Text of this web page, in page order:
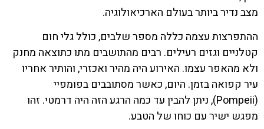
מצב נדיר ביותר בעולם הארכיאולוגיה.
ההתפרצות עצמה כללה מספר שלבים, כולל גלי חום
קטלניים וגזים רעילים. רבים מהתושבים מתו כתוצאה מחנק
ולא מהאפר עצמו. האירוע היה מהיר ואכזרי, והותיר אחריו
עיר קפואה בזמן. היום, כאשר מסתובבים בפומפיי
(Pompeii), ניתן להבין עד כמה הרגע הזה היה דרמטי. זהו
מפגש ישיר עם כוחו של הטבע.